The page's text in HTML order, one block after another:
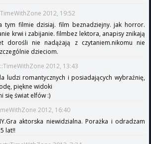
2012, 19:52
tym filmie dzisiaj. film beznadziejny. jak horror.
krwi i zabijanie. filmbez lektora, anapisy znikają
dorośli nie nadążają z czytaniem.nikomu nie
dzieciom.
2012, 13:43
ludzi romantycznych i posiadających wybraźnię,
piękne widoki
się świat elfów :)
2012, 16:40
aktorska niewidzialna. Porażka i odradzam
lat!!